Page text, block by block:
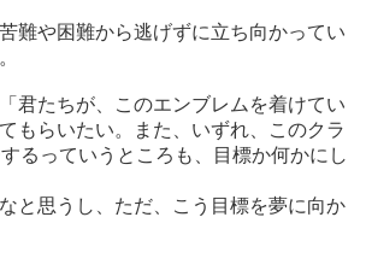
難や困難から逃げずに立ち向かってい
君たちが、このエンブレムを着けてい
もらいたい。また、いずれ、このクラ
るっていうところも、目標か何かにし
と思うし、ただ、こう目標を夢に向か